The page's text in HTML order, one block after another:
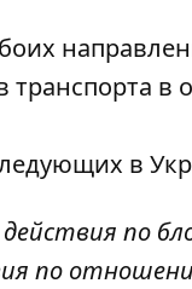
транспорта в
в
по
по